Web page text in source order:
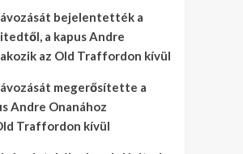
bejelentették a
a kapus Andre
az Old Traffordon kívül
megerősítette a
Andre Onanához
Traffordon kívül